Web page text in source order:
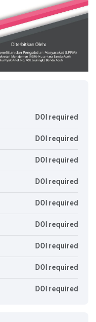
DOI required
DOI required
DOI required
DOI required
DOI required
DOI required
DOI required
DOI required
DOI required